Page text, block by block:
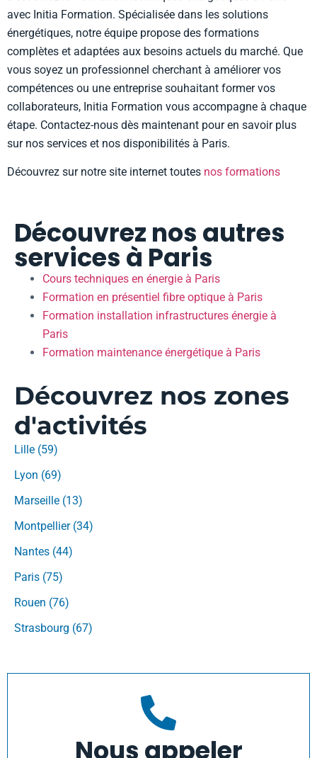
avec Initia Formation. Spécialisée dans les solutions
énergétiques, notre équipe propose des formations
complètes et adaptées aux besoins actuels du marché. Que
vous soyez un professionnel cherchant à améliorer vos
compétences ou une entreprise souhaitant former vos
collaborateurs, Initia Formation vous accompagne à chaque
étape. Contactez-nous dès maintenant pour en savoir plus
sur nos services et nos disponibilités à Paris.
Découvrez sur notre site internet toutes nos formations
Découvrez nos autres
services à Paris
Cours techniques en énergie à Paris
Formation en présentiel fibre optique à Paris
Formation installation infrastructures énergie à
Paris
Formation maintenance énergétique à Paris
Découvrez nos zones
d'activités
Lille (59)
Lyon (69)
Marseille (13)
Montpellier (34)
Nantes (44)
Paris (75)
Rouen (76)
Strasbourg (67)
Nous appeler